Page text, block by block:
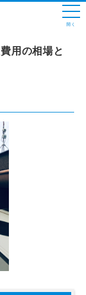
用の相場と